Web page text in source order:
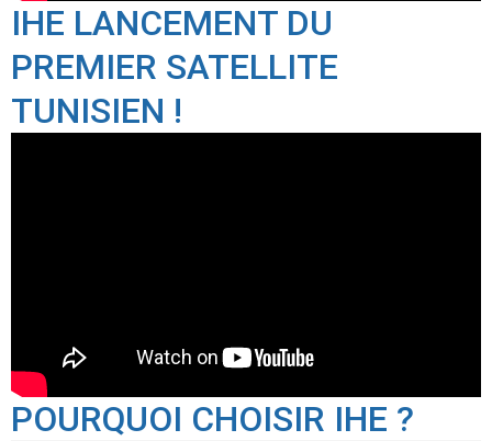
IHE LANCEMENT DU
PREMIER SATELLITE
TUNISIEN !
POURQUOI CHOISIR IHE ?